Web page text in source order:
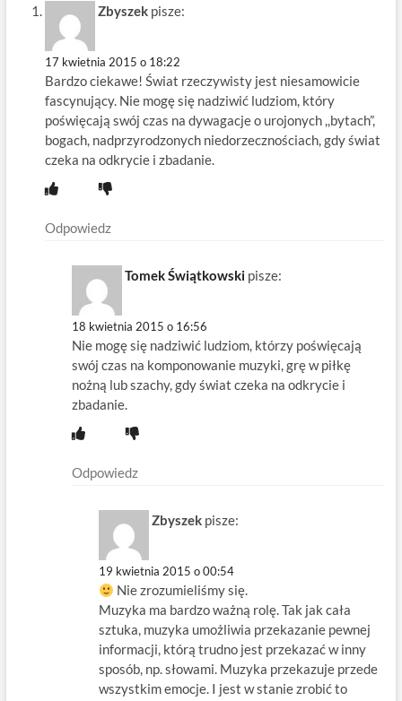
Zbyszek pisze:
17 kwietnia 2015 o 18:22
Bardzo ciekawe! Świat rzeczywisty jest niesamowicie
fascynujący. Nie mogę się nadziwić ludziom, który
poświęcają swój czas na dywagacje o urojonych ,,bytach”,
bogach, nadprzyrodzonych niedorzecznościach, gdy świat
czeka na odkrycie i zbadanie.
Odpowiedz
Tomek Świątkowski pisze:
18 kwietnia 2015 o 16:56
Nie mogę się nadziwić ludziom, którzy poświęcają
swój czas na komponowanie muzyki, grę w piłkę
nożną lub szachy, gdy świat czeka na odkrycie i
zbadanie.
Odpowiedz
Zbyszek pisze:
19 kwietnia 2015 o 00:54
Nie zrozumieliśmy się.
Muzyka ma bardzo ważną rolę. Tak jak cała
sztuka, muzyka umożliwia przekazanie pewnej
informacji, którą trudno jest przekazać w inny
sposób, np. słowami. Muzyka przekazuje przede
wszystkim emocje. I jest w stanie zrobić to